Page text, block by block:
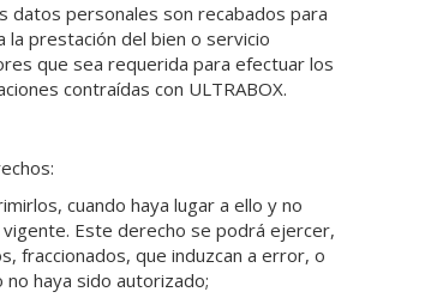
datos personales son recabados para
la prestación del bien o servicio
que sea requerida para efectuar los
contraídas con ULTRABOX.
cuando haya lugar a ello y no
Este derecho se podrá ejercer,
fraccionados, que induzcan a error, o
haya sido autorizado;